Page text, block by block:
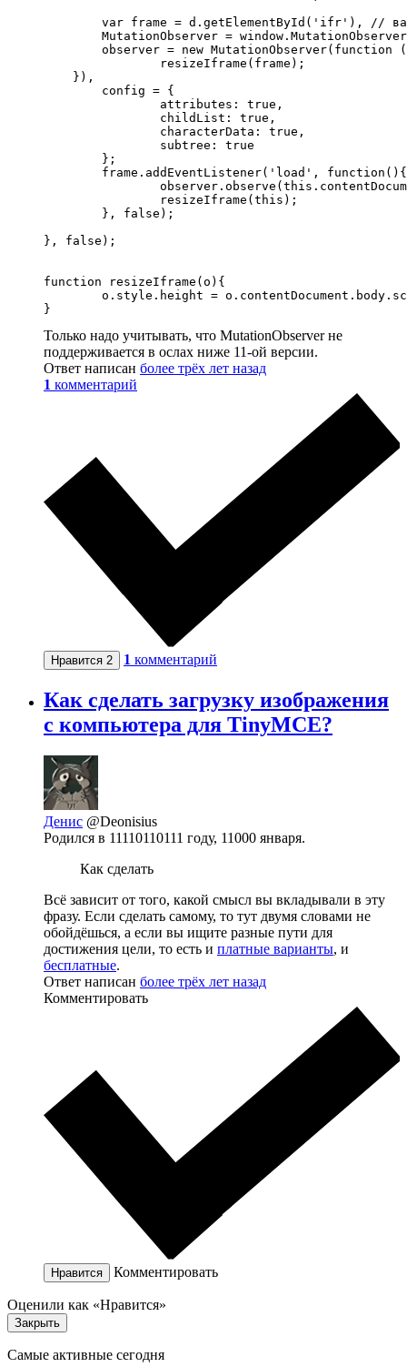
    }),
}, false);
function resizeIframe(o){
}
Только надо учитывать, что MutationObserver не
поддерживается в ослах ниже 11-ой версии.
Ответ написан более трёх лет назад
1 комментарий
Нравится 2 1 комментарий
Как сделать загрузку изображения
с компьютера для TinyMCE?
Денис @Deonisius
Родился в 11110110111 году, 11000 января.
Как сделать
Всё зависит от того, какой смысл вы вкладывали в эту
фразу. Если сделать самому, то тут двумя словами не
обойдёшься, а если вы ищите разные пути для
достижения цели, то есть и платные варианты, и
бесплатные.
Ответ написан более трёх лет назад
Комментировать
Нравится Комментировать
Оценили как «Нравится»
Закрыть
Самые активные сегодня